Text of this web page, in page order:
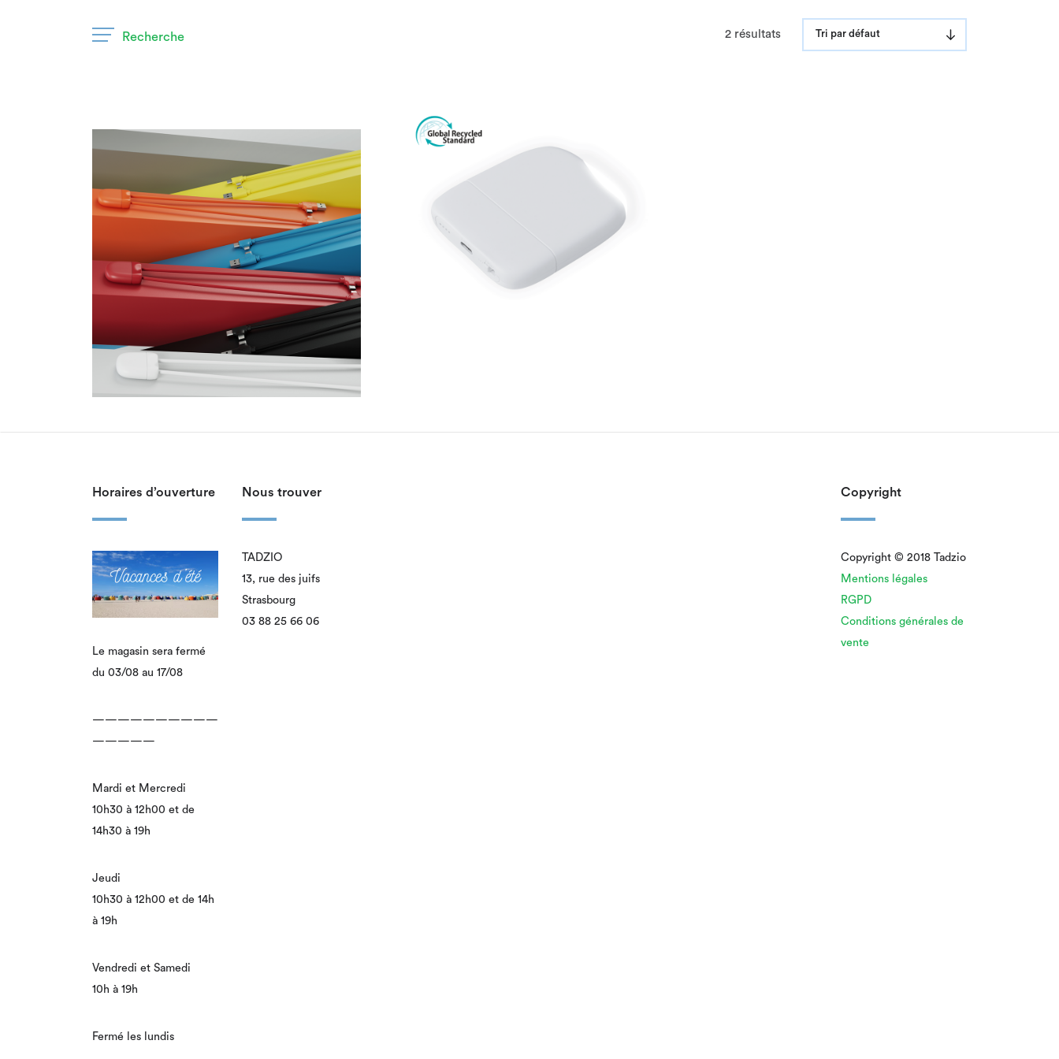
Recherche 2 résultats Tri par défaut
Horaires d’ouverture
Le magasin sera fermé
du 03/08 au 17/08
——————————
—————
Mardi et Mercredi
10h30 à 12h00 et de
14h30 à 19h
Jeudi
10h30 à 12h00 et de 14h
à 19h
Vendredi et Samedi
10h à 19h
Fermé les lundis
Nous trouver
TADZIO
13, rue des juifs
Strasbourg
03 88 25 66 06
Copyright
Copyright © 2018 Tadzio
Mentions légales
RGPD
Conditions générales de
vente